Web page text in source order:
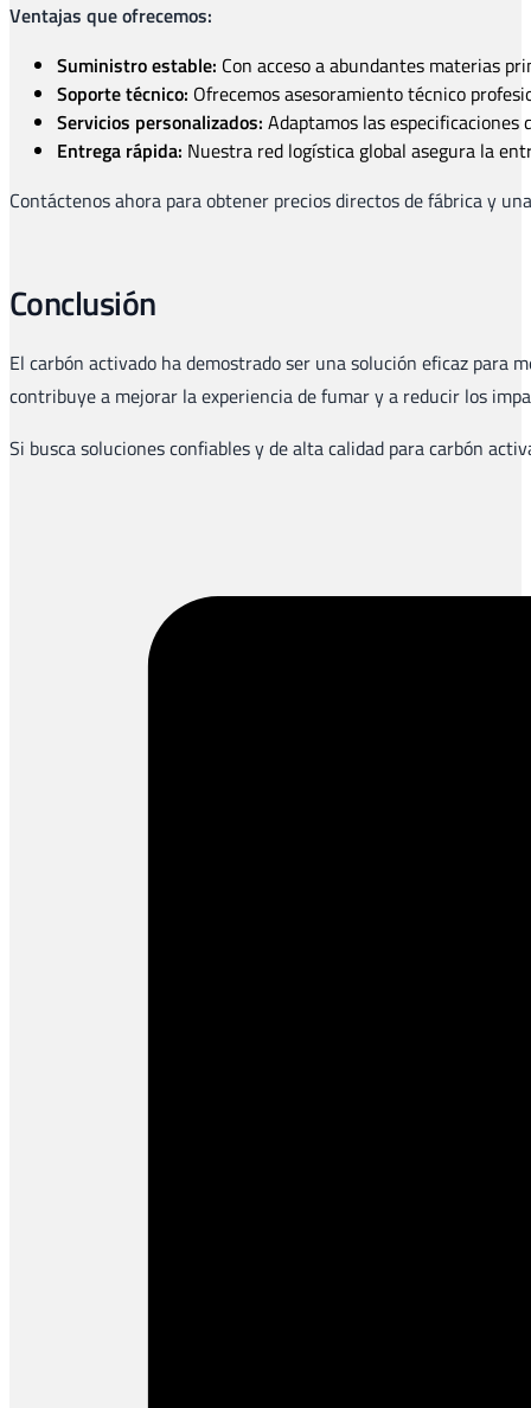
Ventajas que ofrecemos:
Suministro estable: Con acceso a abundantes materias
Soporte técnico: Ofrecemos asesoramiento técnico
Servicios personalizados: Adaptamos las especificaciones
Entrega rápida: Nuestra red logística global asegura la
Contáctenos ahora para obtener precios directos de fábrica y
Conclusión
El carbón activado ha demostrado ser una solución eficaz para
contribuye a mejorar la experiencia de fumar y a reducir los
Si busca soluciones confiables y de alta calidad para carbón